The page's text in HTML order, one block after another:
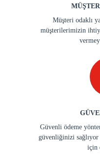
Müşteri odaklı
müşterilerimizin
Güvenli ödeme
güvenliğinizi
için